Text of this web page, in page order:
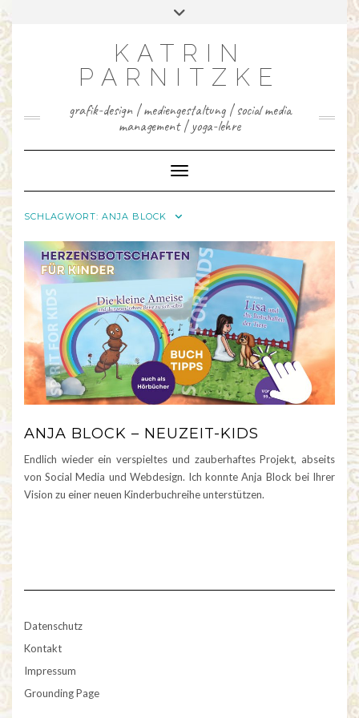
to
content
INSTAGRAM
FACEBOOK
LINKEDIN
KATRIN
PARNITZKE
grafik-design | mediengestaltung | social media
management | yoga-lehre
Toggle Navigation
SCHLAGWORT: ANJA BLOCK
ANJA BLOCK – NEUZEIT-KIDS
Endlich wieder ein verspieltes und zauberhaftes Projekt, abseits
von Social Media und Webdesign. Ich konnte Anja Block bei Ihrer
Vision zu einer neuen Kinderbuchreihe unterstützen.
Datenschutz
Kontakt
Impressum
Grounding Page